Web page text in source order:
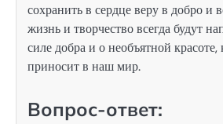
сохранить в сердце веру в добро и
жизнь и творчество всегда будут
силе добра и о необъятной
приносит в наш мир.
Вопрос-ответ: